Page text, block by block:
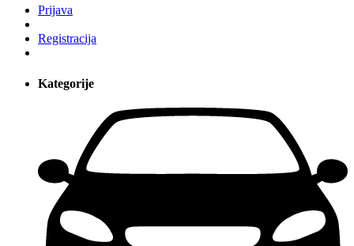
Prijava
Registracija
Kategorije